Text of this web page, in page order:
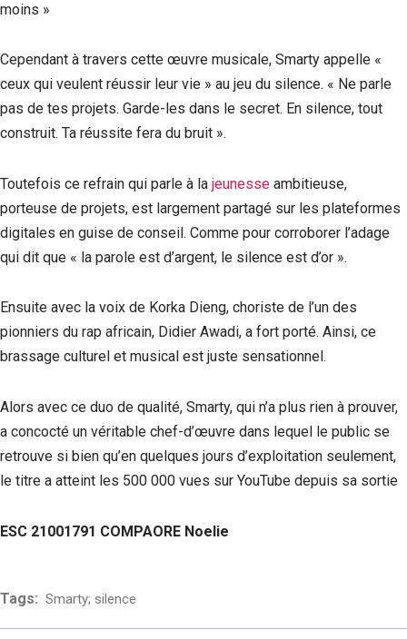
moins »
Cependant à travers cette œuvre musicale, Smarty appelle «
ceux qui veulent réussir leur vie » au jeu du silence. « Ne parle
pas de tes projets. Garde-les dans le secret. En silence, tout
construit. Ta réussite fera du bruit ».
Toutefois ce refrain qui parle à la jeunesse ambitieuse,
porteuse de projets, est largement partagé sur les plateformes
digitales en guise de conseil. Comme pour corroborer l’adage
qui dit que « la parole est d’argent, le silence est d’or ».
Ensuite avec la voix de Korka Dieng, choriste de l’un des
pionniers du rap africain, Didier Awadi, a fort porté. Ainsi, ce
brassage culturel et musical est juste sensationnel.
Alors avec ce duo de qualité, Smarty, qui n’a plus rien à prouver,
a concocté un véritable chef-d’œuvre dans lequel le public se
retrouve si bien qu’en quelques jours d’exploitation seulement,
le titre a atteint les 500 000 vues sur YouTube depuis sa sortie
ESC 21001791 COMPAORE Noelie
Tags: Smarty; silence